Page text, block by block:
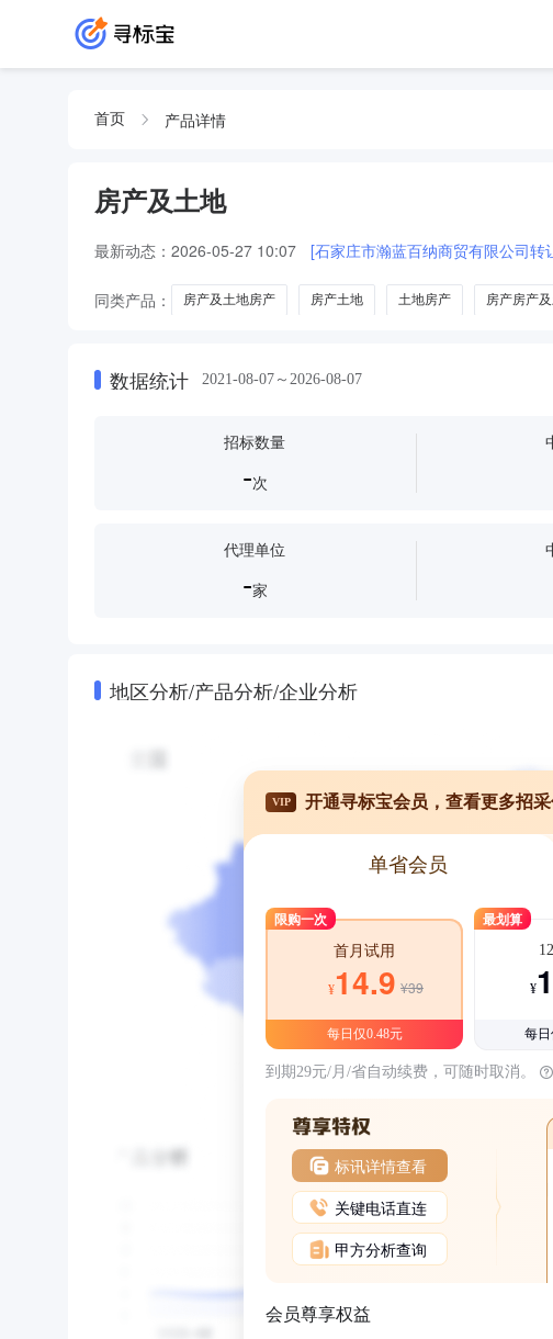
首页 产品详情
房产及土地
最新动态： 2026-05-27 10:07 [石家庄市瀚蓝百纳商贸有限公司
同类产品： 房产及土地房产 房产土地 土地房产 房产房产
数据统计 2021-08-07～2026-08-07
招标数量
-次
代理单位
-家
地区分析/产品分析/企业分析
VIP 开通寻标宝会员，查看更多招
单省会员
限购一次
首月试用
¥14.9 ¥39
每日仅0.48元
最划算
¥
每日
到期29元/月/省自动续费，可随时取消。
标讯详情查看
关键电话直连
甲方分析查询
会员尊享权益